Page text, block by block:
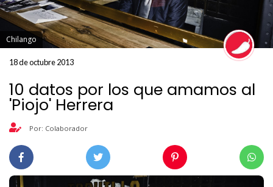
Chilango
18 de octubre 2013
10 datos por los que amamos al
'Piojo' Herrera
Por: Colaborador